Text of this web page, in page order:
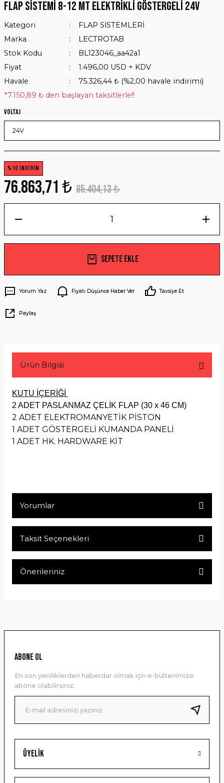
Flap Sistemi 8-12 mt Elektrikli Göstergeli 24V
Kategori
FLAP SİSTEMLERİ
Marka
LECTROTAB
Stok Kodu
BL123046_aa42a1
Fiyat
1.496,00 USD + KDV
Havale
75.326,44 ₺ (%2,00 havale indirimi)
*7.150,89 ₺ den başlayan taksitlerle!!
Voltaj
%10 İNDİRİM
76.863,71 ₺ 85.404,13 ₺
Sepete Ekle
Yorum Yaz Fiyatı Düşünce Haber Ver Tavsiye Et
Paylaş
Ürün Bilgisi
KUTU İÇERİĞİ
2 ADET PASLANMAZ ÇELİK FLAP (30 x 46 CM)
2 ADET ELEKTROMANYETİK PİSTON
1 ADET GÖSTERGELİ KUMANDA PANELİ
1 ADET HK. HARDWARE KİT
Yorumlar
Taksit Seçenekleri
Önerileriniz
Ürün resmi kalitesiz, bozuk veya görüntülenemiyor.
Ürün bilgilerinde hatalar bulunuyor.
Ürün fiyatı diğer sitelerden daha pahalı.
Bu ürüne benzer farklı alternatifler olmalı.
Gönder
Üyelik
ABONE OL
En son yeniliklerden haberdar olmak için e-bültenimize
abone olabilirsiniz.